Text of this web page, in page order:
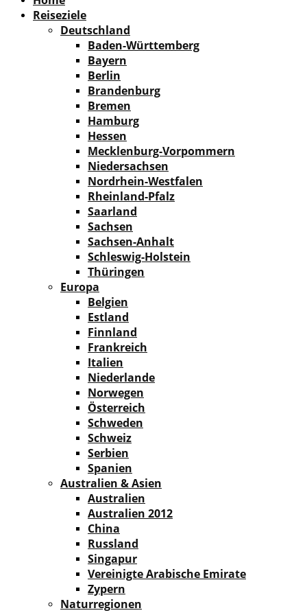
Reiseziele
Deutschland
Baden-Württemberg
Bayern
Berlin
Brandenburg
Bremen
Hamburg
Hessen
Mecklenburg-Vorpommern
Niedersachsen
Nordrhein-Westfalen
Rheinland-Pfalz
Saarland
Sachsen
Sachsen-Anhalt
Schleswig-Holstein
Thüringen
Europa
Belgien
Estland
Finnland
Frankreich
Italien
Niederlande
Norwegen
Österreich
Schweden
Schweiz
Serbien
Spanien
Australien & Asien
Australien
Australien 2012
China
Russland
Singapur
Vereinigte Arabische Emirate
Zypern
Naturregionen